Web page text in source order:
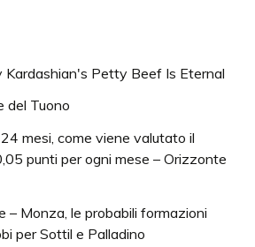
Kardashian's Petty Beef Is Eternal
del Tuono
mesi, come viene valutato il
punti per ogni mese – Orizzonte
– Monza, le probabili formazioni
per Sottil e Palladino